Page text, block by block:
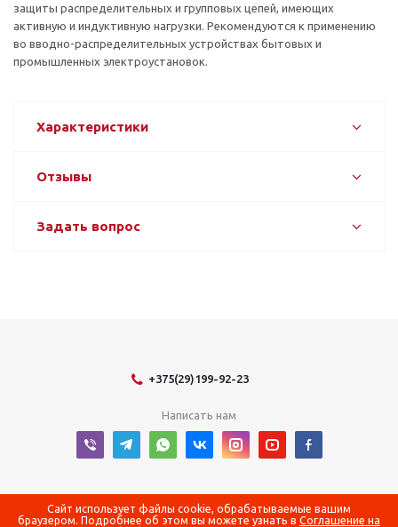
защиты распределительных и групповых цепей, имеющих
активную и индуктивную нагрузки. Рекомендуются к применению
во вводно-распределительных устройствах бытовых и
промышленных электроустановок.
Характеристики
Отзывы
Задать вопрос
+375(29)199-92-23
Написать нам
2026 © Оборудование для оснащения энергетических объектов
Сайт использует файлы cookie, обрабатываемые вашим
браузером. Подробнее об этом вы можете узнать в Соглашение на